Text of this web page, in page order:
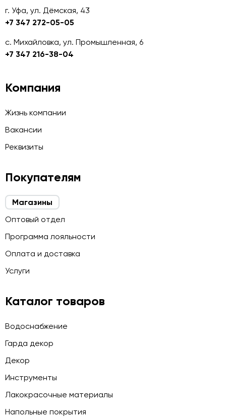
г. Уфа, ул. Дёмская, 43
+7 347 272-05-05
с. Михайловка, ул. Промышленная, 6
+7 347 216-38-04
Компания
Жизнь компании
Вакансии
Реквизиты
Покупателям
Магазины
Оптовый отдел
Программа лояльности
Оплата и доставка
Услуги
Каталог товаров
Водоснабжение
Гарда декор
Декор
Инструменты
Лакокрасочные материалы
Напольные покрытия